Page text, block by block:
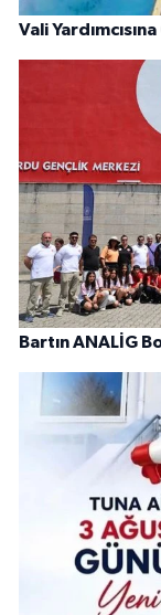
Vali
Bartın ANALİG